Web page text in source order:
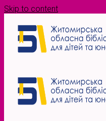
Skip to content